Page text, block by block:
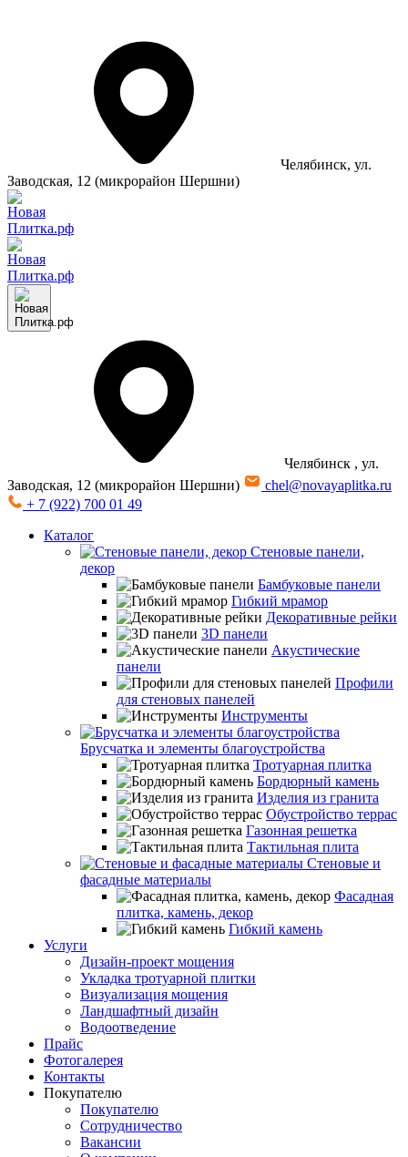
Челябинск, ул.
Заводская, 12 (микрорайон Шершни)
Челябинск , ул.
Заводская, 12 (микрорайон Шершни)
chel@novayaplitka.ru
+ 7 (922) 700 01 49
Каталог
Стеновые панели,
декор
Бамбуковые панели
Гибкий мрамор
Декоративные рейки
3D панели
Акустические
панели
Профили
для стеновых панелей
Инструменты
Брусчатка и элементы благоустройства
Тротуарная плитка
Бордюрный камень
Изделия из гранита
Обустройство террас
Газонная решетка
Тактильная плита
Стеновые и
фасадные материалы
Фасадная
плитка, камень, декор
Гибкий камень
Услуги
Дизайн-проект мощения
Укладка тротуарной плитки
Визуализация мощения
Ландшафтный дизайн
Водоотведение
Прайс
Фотогалерея
Контакты
Покупателю
Покупателю
Сотрудничество
Вакансии